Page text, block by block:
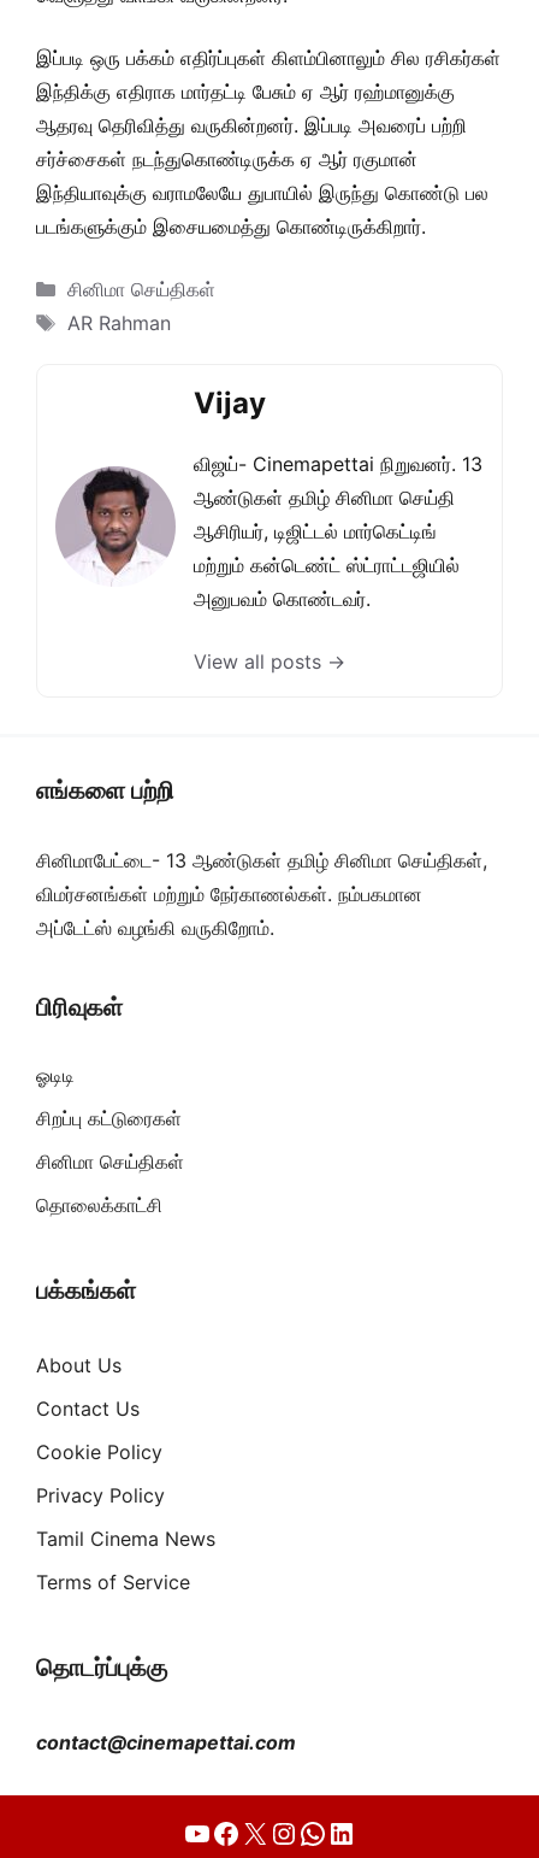
இப்படி ஒரு பக்கம் எதிர்ப்புகள் கிளம்பினாலும் சில ரசிகர்கள்
இந்திக்கு எதிராக மார்தட்டி பேசும் ஏ ஆர் ரஹ்மானுக்கு
ஆதரவு தெரிவித்து வருகின்றனர். இப்படி அவரைப் பற்றி
சர்ச்சைகள் நடந்துகொண்டிருக்க ஏ ஆர் ரகுமான்
இந்தியாவுக்கு வராமலேயே துபாயில் இருந்து கொண்டு பல
படங்களுக்கும் இசையமைத்து கொண்டிருக்கிறார்.
Categories
சினிமா செய்திகள்
Tags
AR Rahman
Vijay
விஜய்- Cinemapettai நிறுவனர். 13
ஆண்டுகள் தமிழ் சினிமா செய்தி
ஆசிரியர், டிஜிட்டல் மார்கெட்டிங்
மற்றும் கன்டெண்ட் ஸ்ட்ராட்டஜியில்
அனுபவம் கொண்டவர்.
View all posts →
எங்களை பற்றி
சினிமாபேட்டை- 13 ஆண்டுகள் தமிழ் சினிமா செய்திகள்,
விமர்சனங்கள் மற்றும் நேர்காணல்கள். நம்பகமான
அப்டேட்ஸ் வழங்கி வருகிறோம்.
பிரிவுகள்
ஓடிடி
சிறப்பு கட்டுரைகள்
சினிமா செய்திகள்
தொலைக்காட்சி
பக்கங்கள்
About Us
Contact Us
Cookie Policy
Privacy Policy
Tamil Cinema News
Terms of Service
தொடர்ப்புக்கு
contact@cinemapettai.com
YouTube
Facebook
X Instagram
WhatsApp
LinkedIn